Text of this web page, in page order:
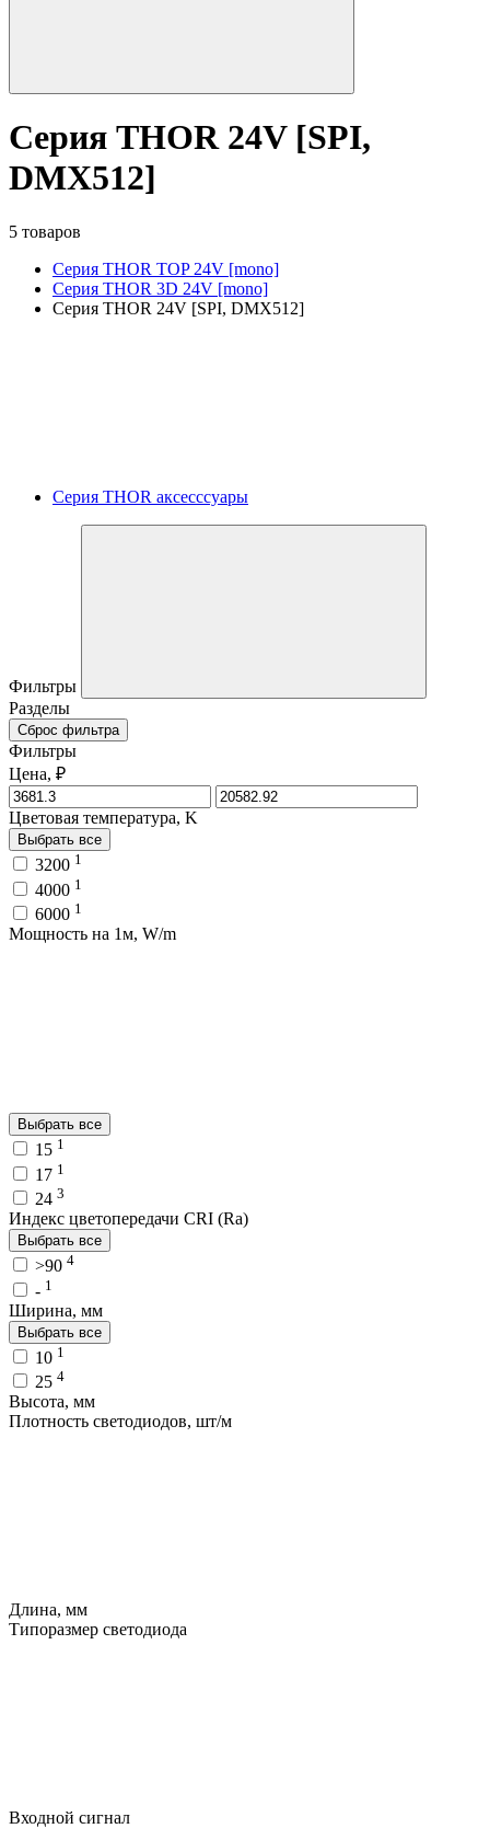
Серия THOR 24V [SPI,
DMX512]
5 товаров
Серия THOR TOP 24V [mono]
Серия THOR 3D 24V [mono]
Серия THOR 24V [SPI, DMX512]
Серия THOR аксесссуары
Фильтры
Разделы
Сброс фильтра
Фильтры
Цена, ₽
Цветовая температура, K
Выбрать все
3200 1
4000 1
6000 1
Мощность на 1м, W/m
Выбрать все
15 1
17 1
24 3
Индекс цветопередачи CRI (Ra)
Выбрать все
>90 4
- 1
Ширина, мм
Выбрать все
10 1
25 4
Высота, мм
Плотность светодиодов, шт/м
Длина, мм
Типоразмер светодиода
Входной сигнал